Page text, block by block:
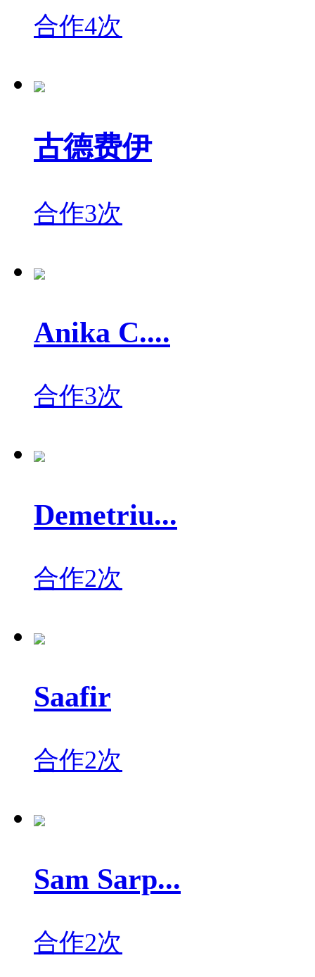
合作4次
古德费伊
合作3次
Anika C....
合作3次
Demetriu...
合作2次
Saafir
合作2次
Sam Sarp...
合作2次